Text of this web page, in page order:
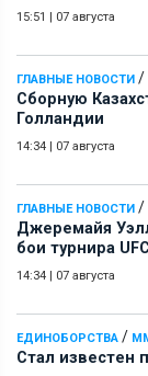
15:51 | 07 августа
ГЛАВНЫЕ НОВОСТИ /
Сборную
Голландии
14:34 | 07 августа
ГЛАВНЫЕ НОВОСТИ /
Джеремайя
бои турнира
14:34 | 07 августа
ЕДИНОБОРСТВА /
Стал известен